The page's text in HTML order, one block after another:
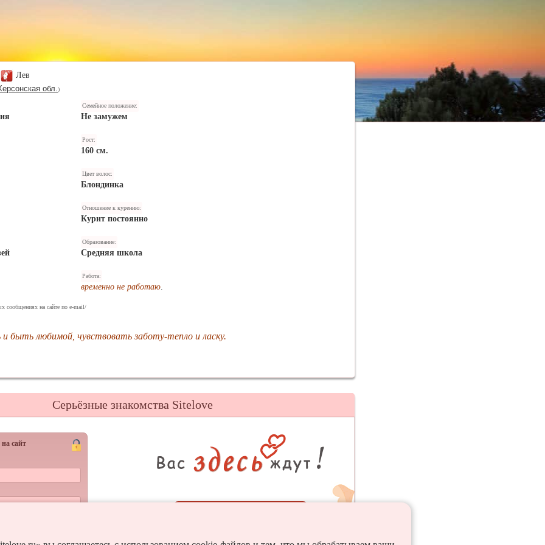
Лев
обл.)
Семейное положение:
Не замужем
Рост:
160 см.
Цвет волос:
Блондинка
Отношение к курению:
Курит постоянно
Образование:
Средняя школа
Работа:
временно не работаю.
сообщениях на сайте по e-mail/
быть любимой, чувствовать заботу-тепло и ласку.
Серьёзные знакомства Sitelove
сайт